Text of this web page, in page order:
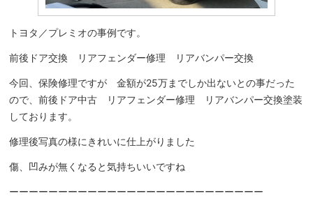
トヨタ／プレミオの事例です。
前後ドア交換 リアフェンダー修理 リアバンパー交換
今回、保険修理ですが 金額が25万までしか出ないとの事だった
ので、前後ドア中古 リアフェンダー修理 リアバンパー交換塗装
しております。
修理後写真の様にきれいに仕上がりました
傷、凹みが無くなると気持ちいいですね
ーーーーーーーーーーーーーーーーーーーーーーーーーー